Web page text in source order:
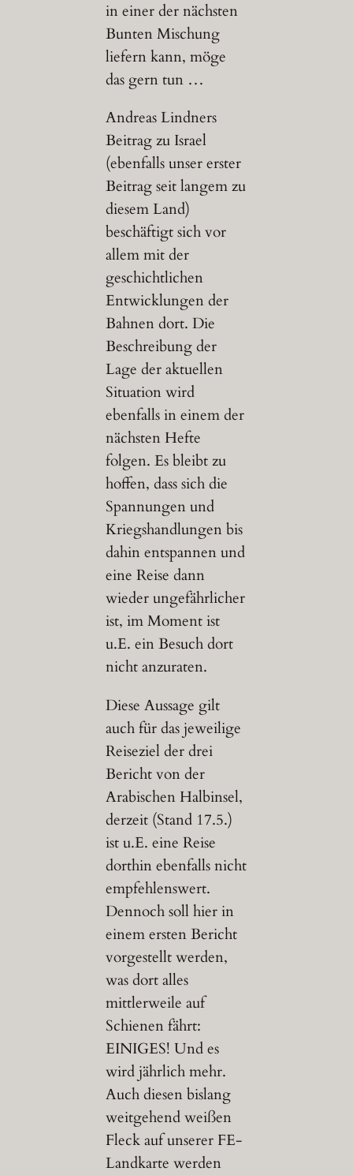
in einer der nächsten
Bunten Mischung
liefern kann, möge
das gern tun …
Andreas Lindners
Beitrag zu Israel
(ebenfalls unser erster
Beitrag seit langem zu
diesem Land)
beschäftigt sich vor
allem mit der
geschichtlichen
Entwicklungen der
Bahnen dort. Die
Beschreibung der
Lage der aktuellen
Situation wird
ebenfalls in einem der
nächsten Hefte
folgen. Es bleibt zu
hoffen, dass sich die
Spannungen und
Kriegshandlungen bis
dahin entspannen und
eine Reise dann
wieder ungefährlicher
ist, im Moment ist
u.E. ein Besuch dort
nicht anzuraten.
Diese Aussage gilt
auch für das jeweilige
Reiseziel der drei
Bericht von der
Arabischen Halbinsel,
derzeit (Stand 17.5.)
ist u.E. eine Reise
dorthin ebenfalls nicht
empfehlenswert.
Dennoch soll hier in
einem ersten Bericht
vorgestellt werden,
was dort alles
mittlerweile auf
Schienen fährt:
EINIGES! Und es
wird jährlich mehr.
Auch diesen bislang
weitgehend weißen
Fleck auf unserer FE-
Landkarte werden